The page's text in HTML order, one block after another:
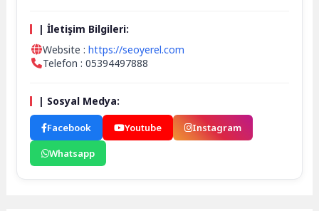
| İletişim Bilgileri:
Website :https://seoyerel.com
Telefon : 05394497888
| Sosyal Medya:
Facebook Youtube
Instagram
Whatsapp